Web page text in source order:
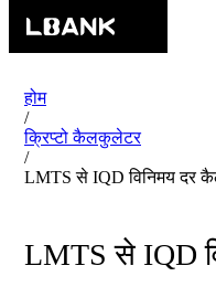
होम
/
क्रिप्टो कैलकुलेटर
/
LMTS से IQD विनिमय दर
LMTS से IQD